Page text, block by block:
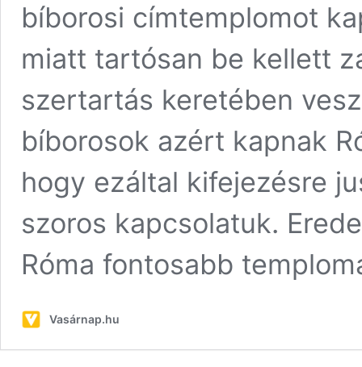
bíborosi címtemplomot
miatt tartósan be kellett
szertartás keretében
bíborosok azért kapnak
hogy ezáltal kifejezésre
szoros kapcsolatuk.
Róma fontosabb
Vasárnap.hu